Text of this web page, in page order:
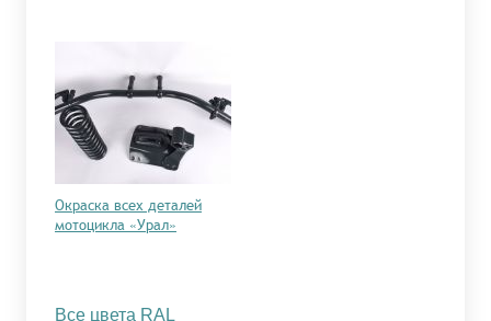
Окраска всех деталей
мотоцикла «Урал»
Все цвета RAL